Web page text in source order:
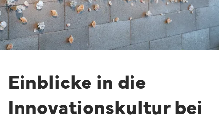
Einblicke in die
Innovationskultur bei